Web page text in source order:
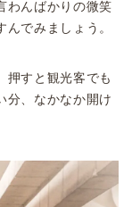
わんばかりの微笑
でみましょう。
押すと観光客でも
分、なかなか開け